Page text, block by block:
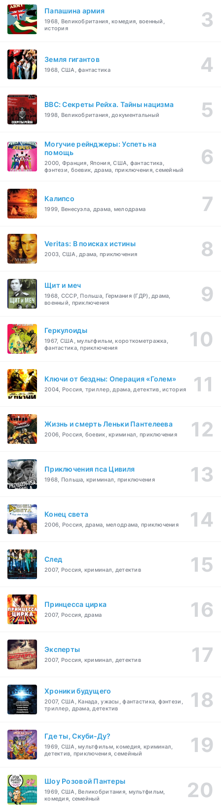
Папашина армия
1968, Великобритания, комедия, военный,
история
Земля гигантов
1968, США, фантастика
BBC: Секреты Рейха. Тайны нацизма
1998, Великобритания, документальный
Могучие рейнджеры: Успеть на
помощь
2000, Франция, Япония, США, фантастика,
фэнтези, боевик, драма, приключения, семейный
Калипсо
1999, Венесуэла, драма, мелодрама
Veritas: В поисках истины
2003, США, драма, приключения
Щит и меч
1968, СССР, Польша, Германия (ГДР), драма,
военный, приключения
Геркулоиды
1967, США, мультфильм, короткометражка,
фантастика, приключения
Ключи от бездны: Операция «Голем»
2004, Россия, триллер, драма, детектив, история
Жизнь и смерть Леньки Пантелеева
2006, Россия, боевик, криминал, приключения
Приключения пса Цивиля
1968, Польша, криминал, приключения
Конец света
2006, Россия, драма, мелодрама, приключения
След
2007, Россия, криминал, детектив
Принцесса цирка
2007, Россия, драма
Эксперты
2007, Россия, криминал, детектив
Хроники будущего
2007, США, Канада, ужасы, фантастика, фэнтези,
триллер, драма, детектив
Где ты, Скуби-Ду?
1969, США, мультфильм, комедия, криминал,
детектив, приключения, семейный
Шоу Розовой Пантеры
1969, США, Великобритания, мультфильм,
комедия, семейный